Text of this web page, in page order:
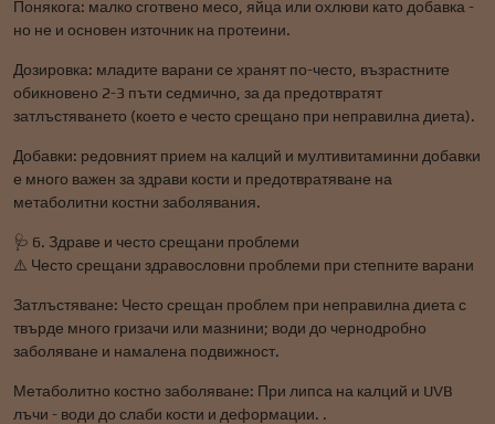
Понякога: малко сготвено месо, яйца или охлюви като добавка -
но не и основен източник на протеини.
Дозировка: младите варани се хранят по-често, възрастните
обикновено 2-3 пъти седмично, за да предотвратят
затлъстяването (което е често срещано при неправилна диета).
Добавки: редовният прием на калций и мултивитаминни добавки
е много важен за здрави кости и предотвратяване на
метаболитни костни заболявания.
🩺 6. Здраве и често срещани проблеми
⚠️ Често срещани здравословни проблеми при степните варани
Затлъстяване: Често срещан проблем при неправилна диета с
твърде много гризачи или мазнини; води до чернодробно
заболяване и намалена подвижност.
Метаболитно костно заболяване: При липса на калций и UVB
лъчи - води до слаби кости и деформации. .